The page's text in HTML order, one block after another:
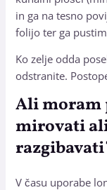
in ga na tesno
folijo ter ga
Ko zelje odda
odstranite.
Ali moram
mirovati
V času uporabe